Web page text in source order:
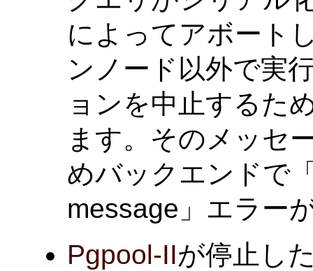
によってアボート
ンノード以外で実
ョンを中止するた
ます。そのメッセ
めバックエンドで
message」エラー
Pgpool-IIが停止し